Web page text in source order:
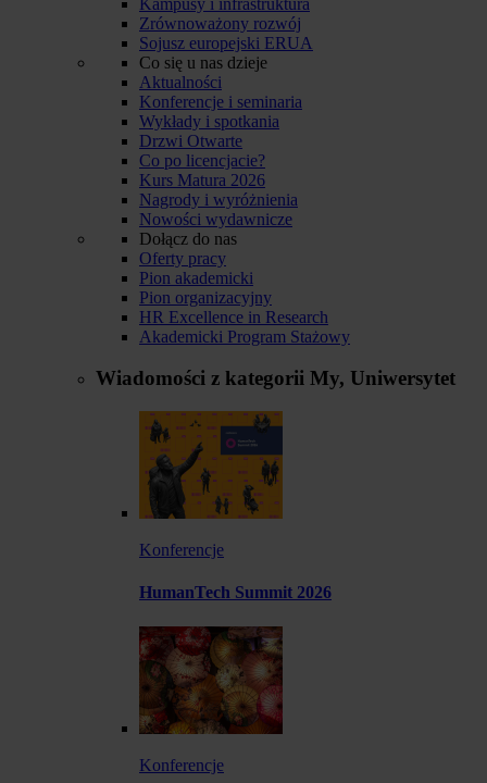
Zrównoważony rozwój
Sojusz europejski ERUA
Co się u nas dzieje
Aktualności
Konferencje i seminaria
Wykłady i spotkania
Drzwi Otwarte
Co po licencjacie?
Kurs Matura 2026
Nagrody i wyróżnienia
Nowości wydawnicze
Dołącz do nas
Oferty pracy
Pion akademicki
Pion organizacyjny
HR Excellence in Research
Akademicki Program Stażowy
Wiadomości z kategorii My, Uniwersytet
Konferencje
HumanTech Summit 2026
Konferencje